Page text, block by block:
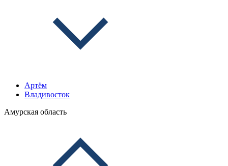
Артём
Владивосток
Амурская область